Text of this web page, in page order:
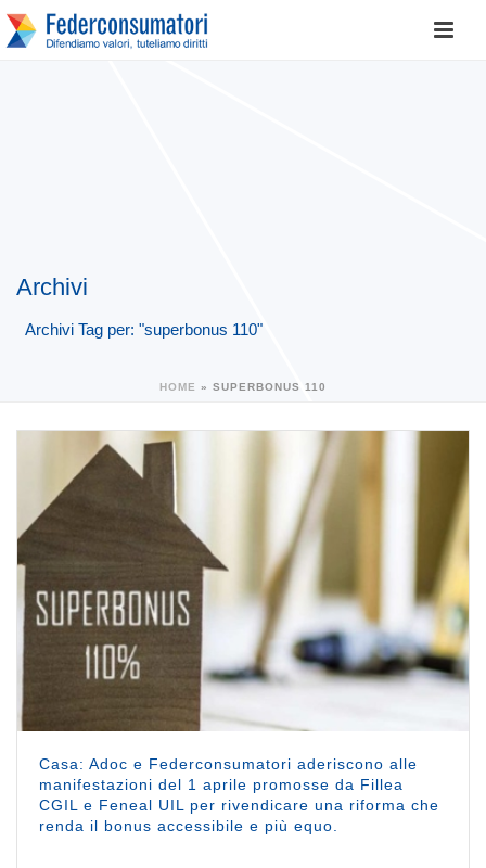
Archivi
Archivi Tag per: "superbonus 110"
HOME » SUPERBONUS 110
Casa: Adoc e Federconsumatori aderiscono alle
manifestazioni del 1 aprile promosse da Fillea
CGIL e Feneal UIL per rivendicare una riforma che
renda il bonus accessibile e più equo.